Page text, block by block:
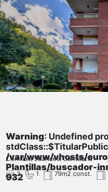
Warning: Undefined
/var/www/vhosts/
Plantillas/buscador-
932
Comillas, Suances, Cantabria
3 1 79m2 const.